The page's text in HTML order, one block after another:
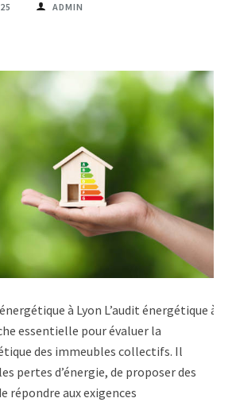
ADMIN
à Lyon L’audit énergétique à
essentielle pour évaluer la
des immeubles collectifs. Il
pertes d’énergie, de proposer des
répondre aux exigences